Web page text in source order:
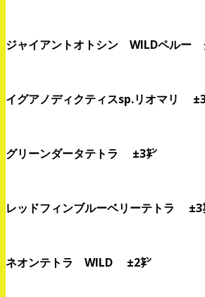
ジャイアントオトシン WILDペル
イグアノディクティスsp.リオマリ
グリーンダータテトラ ±3㌢
レッドフィンブルーベリーテトラ ±3
ネオンテトラ WILD ±2㌢